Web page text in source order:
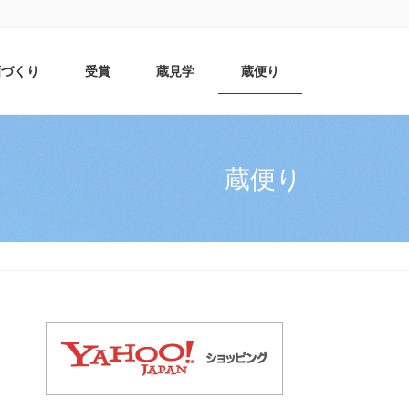
くり 受賞 蔵見学 蔵便り
蔵便り